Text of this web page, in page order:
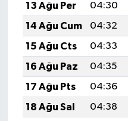
13 Ağu Per
04:30
14 Ağu Cum
04:32
15 Ağu Cts
04:33
16 Ağu Paz
04:35
17 Ağu Pts
04:36
18 Ağu Sal
04:38